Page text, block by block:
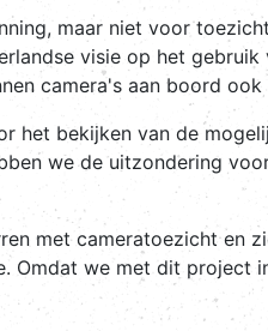
maar niet voor
visie op het
camera's aan boord
het bekijken van de
we de uitzondering
met cameratoezicht en
we met dit project